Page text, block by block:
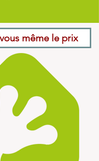
même le prix